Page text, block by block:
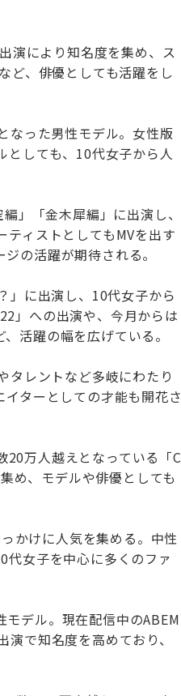
演により知名度を集め、ス
ど、俳優としても活躍をし
なった男性モデル。女性版
としても、10代女子から人
」「金木犀編」に出演し、
ィストとしてもMVを出す
の活躍が期待される。
」に出演し、10代女子から
」への出演や、今月からは
活躍の幅を広げている。
タレントなど多岐にわたり
ターとしての才能も開花さ
万人越えとなっている「C
め、モデルや俳優としても
かけに人気を集める。中性
代女子を中心に多くのファ
デル。現在配信中のABEM
で知名度を高めており、